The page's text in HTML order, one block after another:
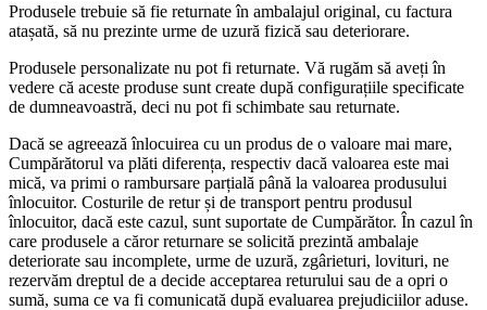
Produsele trebuie să fie returnate în ambalajul original, cu factura
atașată, să nu prezinte urme de uzură fizică sau deteriorare.
Produsele personalizate nu pot fi returnate. Vă rugăm să aveți în
vedere că aceste produse sunt create după configurațiile specificate
de dumneavoastră, deci nu pot fi schimbate sau returnate.
Dacă se agreează înlocuirea cu un produs de o valoare mai mare,
Cumpărătorul va plăti diferența, respectiv dacă valoarea este mai
mică, va primi o rambursare parțială până la valoarea produsului
înlocuitor. Costurile de retur și de transport pentru produsul
înlocuitor, dacă este cazul, sunt suportate de Cumpărător. În cazul în
care produsele a căror returnare se solicită prezintă ambalaje
deteriorate sau incomplete, urme de uzură, zgârieturi, lovituri, ne
rezervăm dreptul de a decide acceptarea returului sau de a opri o
sumă, suma ce va fi comunicată după evaluarea prejudiciilor aduse.